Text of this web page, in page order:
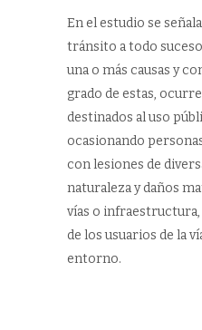
En el estudio se
tránsito a todo
una o más causas y
grado de estas,
destinados al uso
ocasionando
con lesiones de
naturaleza y daños
vías o
de los usuarios de la
entorno.